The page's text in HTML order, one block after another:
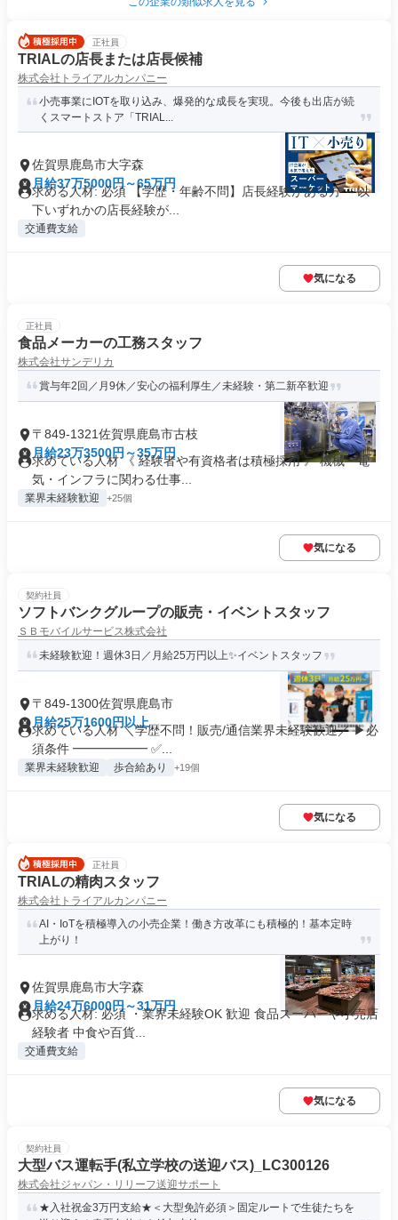
正社員
TRIALの店長または店長候補
株式会社トライアルカンパニー
小売事業にIOTを取り込み、爆発的な成長を実現。今後も出店が続
くスマートストア「TRIAL...
佐賀県鹿島市大字森
月給37万5000円～65万円
求める人材: 必須 【学歴・年齢不問】店長経験がある方 ～以
下いずれかの店長経験が...
交通費支給
気になる
正社員
食品メーカーの工務スタッフ
株式会社サンデリカ
賞与年2回／月9休／安心の福利厚生／未経験・第二新卒歓迎
〒849-1321佐賀県鹿島市古枝
月給23万3500円～35万円
求めている人材 《 経験者や有資格者は積極採用 》 機械・電
気・インフラに関わる仕事...
業界未経験歓迎 +25個
気になる
契約社員
ソフトバンクグループの販売・イベントスタッフ
ＳＢモバイルサービス株式会社
未経験歓迎！週休3日／月給25万円以上✨イベントスタッフ
〒849-1300佐賀県鹿島市
月給25万1600円以上
求めている人材 ＼学歴不問！販売/通信業界未経験歓迎／ ▶必
須条件 ━━━━━━ ✅...
業界未経験歓迎 歩合給あり +19個
気になる
正社員
TRIALの精肉スタッフ
株式会社トライアルカンパニー
AI・IoTを積極導入の小売企業！働き方改革にも積極的！基本定時
上がり！
佐賀県鹿島市大字森
月給24万6000円～31万円
求める人材: 必須 ・業界未経験OK 歓迎 食品スーパーや小売店
経験者 中食や百貨...
交通費支給
気になる
契約社員
大型バス運転手(私立学校の送迎バス)_LC300126
株式会社ジャパン・リリーフ送迎サポート
★入社祝金3万円支給★＜大型免許必須＞固定ルートで生徒たちを